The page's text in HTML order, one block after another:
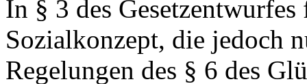
In § 3 des
Sozialkonzept, die jedoch
Regelungen des § 6 des